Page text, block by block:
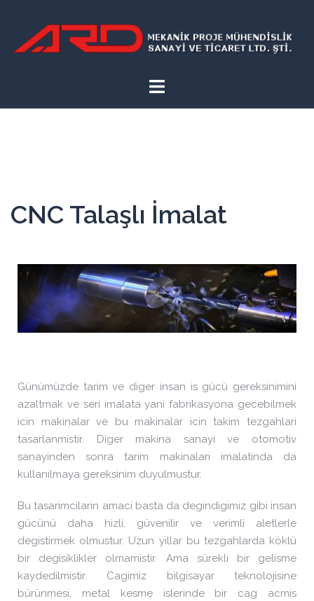
CNC Talaşlı İmalat
Günümüzde tarim ve diger insan is gücü gereksinimini
azaltmak ve seri imalata yani fabrikasyona gecebilmek
icin makinalar ve bu makinalar icin takim tezgahlari
tasarlanmistir. Diger makina sanayi ve otomotiv
sanayinden sonra tarim makinalari imalatinda da
kullanilmaya gereksinim duyulmustur.
Bu tasarimcilarin amaci basta da degindigimiz gibi insan
gücünü daha hizli, güvenilir ve verimli aletlerle
degistirmek olmustur. Uzun yillar bu tezgahlarda köklü
bir degisiklikler olmamistir. Ama sürekli bir gelisme
kaydedilmistir. Cagimiz bilgisayar teknolojisine
bürünmesi, metal kesme islerinde bir cag acmis